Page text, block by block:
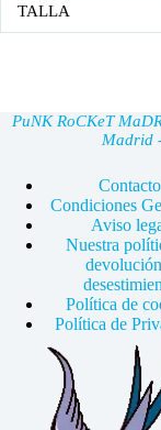
TALLA
PuNK RoCKeT
Madrid
Contacto
Condiciones
Aviso
Nuestra
Política de
Política de